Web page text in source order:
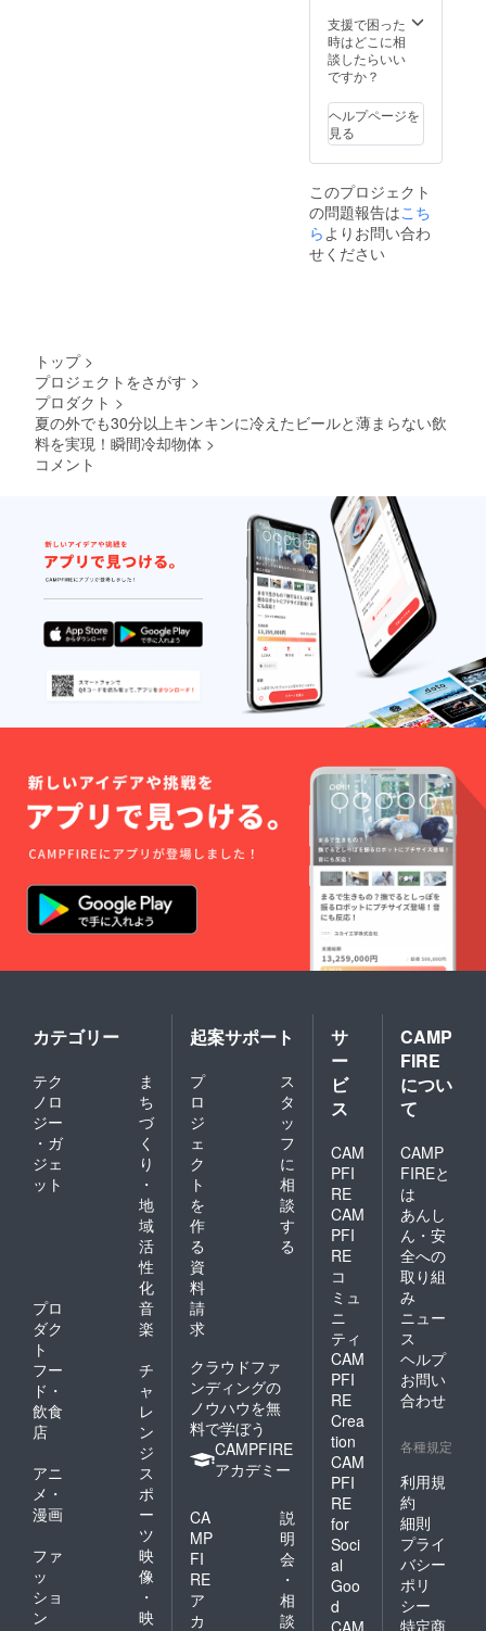
●返送時の対
応について
商品が返送
された際、
弊社からの
個別連絡は
ません。
返送に心当
たりのある
ます。ご連
絡をいただ
続きをいた
します。
●ご連絡や対
応に関して
弊社では、
CAMPFIRE
が定める
「カスタ
マーハラス
する方針
https://camp-
fire.jp/custo
mer-
harassment
）」に基づ
き、すべて
のご支援者
様と誠実に
おります。
過度な要求
や威圧的な
言動など、
正常なコ
ションを妨
げる行為が
確認された
場合は、対
応をお断り
させていた
だくことが
ございま
す。何卒ご
理解とご協
力をお願い
申し上げま
す。
●プロジェク
ト情報や限
定クーポ
ン、100％還
元キャン
ペーン情報
きま
す。
送手数
料およ
び送料
（1,500
ご負担
いただ
きま
す。
り、出
荷連絡
は致し
ませ
送予定
時期に
なって
も商品
ない場
合は
CAMPF
IREの
メッ
商品到
着は
2025年
9月～10
定して
おりま
す。 ※
製造状
り出荷
時期が
遅れる
場合が
ござい
連絡は
致しま
セージ
をご覧
くださ
い。 ※
保管期
限超過
などに
より荷
物が弊
社へ返
送され
た場
合、再
送手数
び送料
（1,500
円）を
ご負担
いただ
きま
す。
支援で困った
時はどこに相
談したらいい
ですか？
ヘルプページを
見る
このプロジェクト
の問題報告はこち
らよりお問い合わ
せください
トップ >
プロジェクトをさがす >
プロダクト >
夏の外でも30分以上キンキンに冷えたビールと薄まらない飲
料を実現！瞬間冷却物体 >
コメント
カテゴリー
テク
ノロ
ジー
・ガ
ジェ
ット
ま
ち
づ
く
り
・
地
域
活
性
化
プロ
ダク
ト
音
楽
フー
ド・
飲食
店
チ
ャ
レ
ン
ジ
アニ
メ・
漫画
ス
ポ
ー
ツ
ファ
ッ
ショ
ン
映
像
・
映
起案サポート
プ
ロ
ジ
ェ
ク
ト
を
作
る
ス
タ
ッ
フ
に
相
談
す
る
資
料
請
求
クラウドファ
ンディングの
ノウハウを無
料で学ぼう
CAMPFIRE
アカデミー
CA
MP
FI
RE
ア
カ
説
明
会
・
相
談
サ
ー
ビ
ス
CAM
PFI
RE
CAM
PFI
RE
コ
ミュ
ニ
ティ
CAM
PFI
RE
Crea
tion
CAM
PFI
RE
for
Soci
al
Goo
d
CAMP
FIRE
につい
て
CAMP
FIREと
は
あんし
ん・安
全への
取り組
み
ニュー
ス
ヘルプ
お問い
合わせ
各種規定
利用規
約
細則
プライ
バシー
ポリ
シー
特定商